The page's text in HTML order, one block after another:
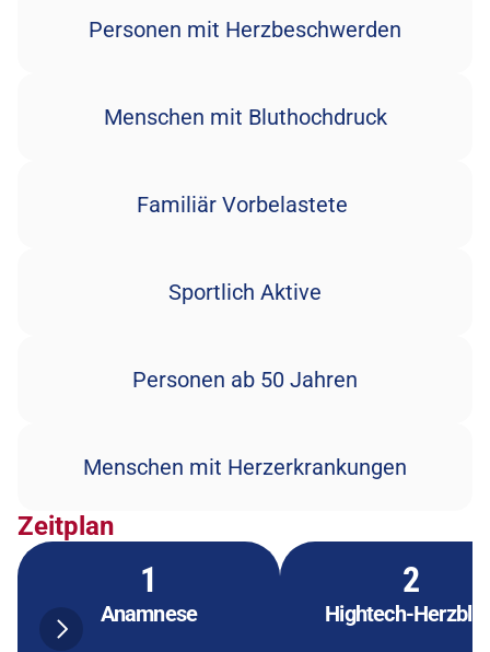
Personen mit Herzbeschwerden
Menschen mit Bluthochdruck
Familiär Vorbelastete
Sportlich Aktive
Personen ab 50 Jahren
Menschen mit Herzerkrankungen
Zeitplan
1
Anamnese
2
Hightech-